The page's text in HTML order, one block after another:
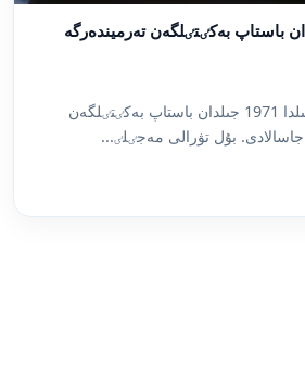
1971 جىلدان باستاپ بەكٸتٸلگەن تەرميندەرگە
قازاقستاندا الداعى ٷش جىلدا 1971 جىلدان باستاپ بەكٸتٸلگەن
جاسالادى. بۇل تۋرالى مەجٸلٸ...